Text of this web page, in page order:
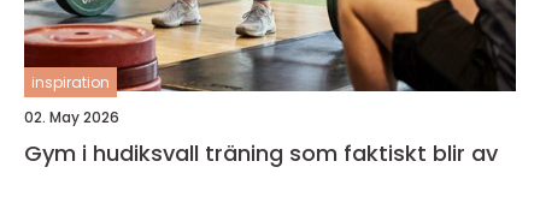
inspiration
02. May 2026
Gym i hudiksvall träning som faktiskt blir av